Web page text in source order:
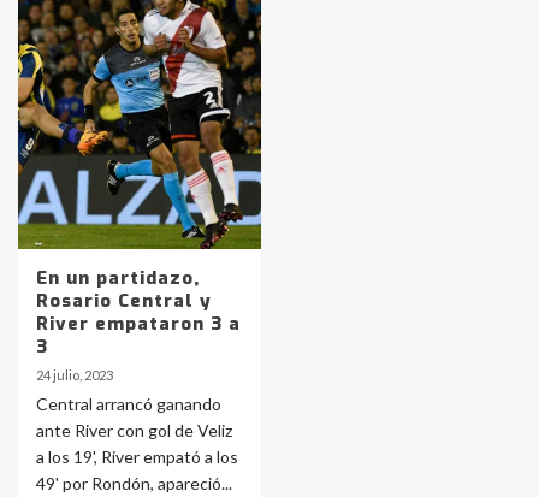
En un partidazo,
Rosario Central y
River empataron 3 a
3
24 julio, 2023
Central arrancó ganando
ante River con gol de Veliz
a los 19', River empató a los
49' por Rondón, apareció...
3
Identidad de los adolescentes
pampeanos que fueron
protagonistas del fatal accidente
en la mañana del lunes
4
Accidente en Ruta 5: falleció un
joven de Trenque Lauquen
5
Los precios de los combustibles en
La Pampa, desde YPF hasta Axion
entre 857 a 1338 pesos
6
La Bolsa de Cereales de Bahía
Blanca anticipa que Agosto vendrá
con lluvias y heladas, en gran parte
de la provincia